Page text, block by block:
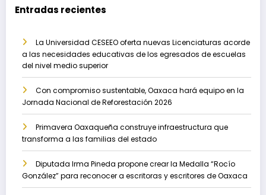
Entradas recientes
La Universidad CESEEO oferta nuevas Licenciaturas acorde
a las necesidades educativas de los egresados de escuelas
del nivel medio superior
Con compromiso sustentable, Oaxaca hará equipo en la
Jornada Nacional de Reforestación 2026
Primavera Oaxaqueña construye infraestructura que
transforma a las familias del estado
Diputada Irma Pineda propone crear la Medalla “Rocío
González” para reconocer a escritoras y escritores de Oaxaca